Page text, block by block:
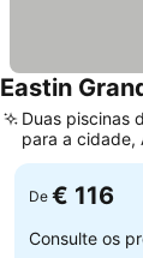
Eastin
Duas piscinas
para a cidade,
manhã estilo
De € 116
Consulte os